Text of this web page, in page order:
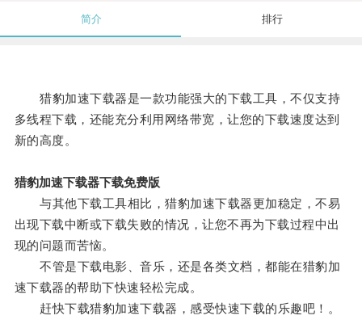
简介 排行
猎豹加速下载器是一款功能强大的下载工具，不仅支持
多线程下载，还能充分利用网络带宽，让您的下载速度达到
新的高度。
猎豹加速下载器下载免费版
与其他下载工具相比，猎豹加速下载器更加稳定，不易
出现下载中断或下载失败的情况，让您不再为下载过程中出
现的问题而苦恼。
不管是下载电影、音乐，还是各类文档，都能在猎豹加
速下载器的帮助下快速轻松完成。
赶快下载猎豹加速下载器，感受快速下载的乐趣吧！。